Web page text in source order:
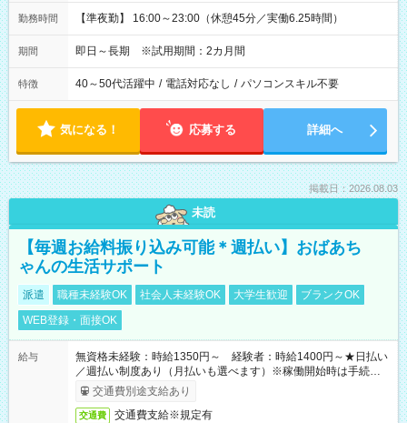
勤務時間 【準夜勤】 16:00～23:00（休憩45分／実働6.25時間）
期間 即日～長期 ※試用期間：2カ月間
特徴 40～50代活躍中 / 電話対応なし / パソコンスキル不要
気になる！ 応募する 詳細へ
掲載日：2026.08.03
未読
【毎週お給料振り込み可能＊週払い】おばあち
ゃんの生活サポート
派遣 職種未経験OK 社会人未経験OK 大学生歓迎
ブランクOK
WEB登録・面接OK
給与
無資格未経験：時給1350円～ 経験者：時給1400円～★日払い
／週払い制度あり（月払いも選べます）※稼働開始時は手続き完
了次第のお支払いとなります。
交通費別途支給あり
交通費 交通費支給※規定有